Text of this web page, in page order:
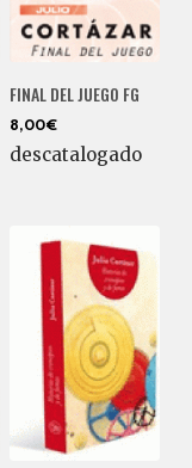
FINAL DEL JUEGO FG
8,00€
descatalogado